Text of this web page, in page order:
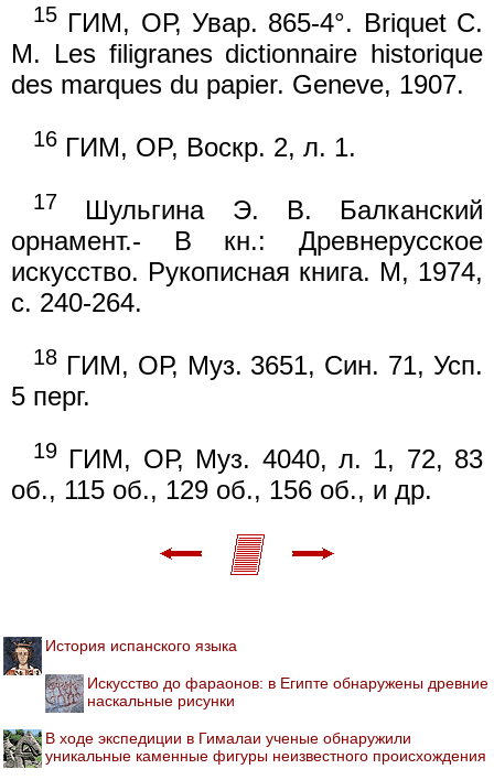
15 ГИМ, ОР, Увар. 865-4°. Briquet С.
М. Les filigranes dictionnaire historique
des marques du papier. Geneve, 1907.
16 ГИМ, OP, Воскр. 2, л. 1.
17
Шульгина Э. В. Балканский
орнамент.- В кн.: Древнерусское
искусство. Рукописная книга. М, 1974,
с. 240-264.
18 ГИМ, ОР, Муз. 3651, Син. 71, Усп.
5 перг.
19 ГИМ, ОР, Муз. 4040, л. 1, 72, 83
об., 115 об., 129 об., 156 об., и др.
История испанского языка
Искусство до фараонов: в Египте обнаружены древние
наскальные рисунки
В ходе экспедиции в Гималаи ученые обнаружили
уникальные каменные фигуры неизвестного происхождения